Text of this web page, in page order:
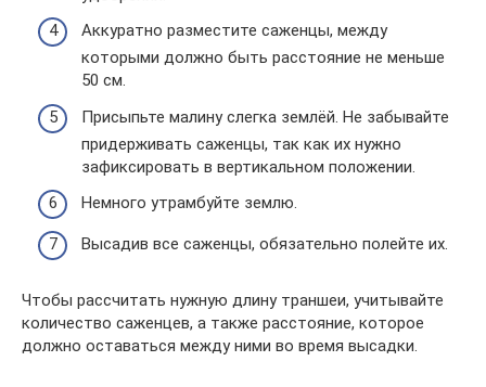
Аккуратно разместите саженцы, между
которыми должно быть расстояние не меньше
50 см.
Присыпьте малину слегка землёй. Не забывайте
придерживать саженцы, так как их нужно
зафиксировать в вертикальном положении.
Немного утрамбуйте землю.
Высадив все саженцы, обязательно полейте их.
Чтобы рассчитать нужную длину траншеи, учитывайте
количество саженцев, а также расстояние, которое
должно оставаться между ними во время высадки.